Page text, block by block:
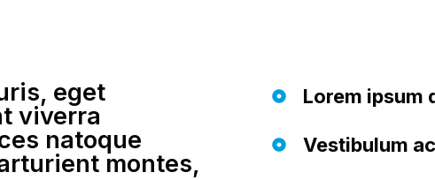
eget
viverra
natoque
montes,
Lorem ipsum
Vestibulum